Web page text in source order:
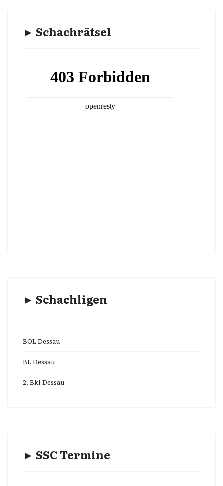
► Schachrätsel
► Schachligen
BOL Dessau
BL Dessau
2. Bkl Dessau
► SSC Termine